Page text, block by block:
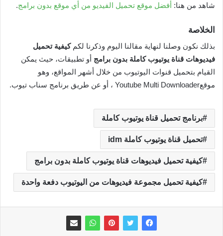
شاهد من هنا: أفضل موقع تحميل الفيديو من أي موقع بدون برامج.
الخلاصة
بذلك نكون وصلنا لنهاية مقالنا اليوم وذكرنا لكمكيفية تحميل
فيديوهات قناة يوتيوب كاملة بدون برامج أو تطبيقات، حيث يمكن
القيام بتحميل قنوات اليوتيوب من خلال أشهر المواقع، وهو
موقعYoutube Multi Downloader ، أو عن طريق برنامج سناب تيوب.
برنامج تحميل قناة يوتيوب كاملة
تحميل قناة يوتيوب كاملة idm
كيفية تحميل فيديوهات قناة يوتيوب كاملة بدون برامج
كيفية تحميل مجموعة فيديوهات من اليوتيوب دفعة واحدة